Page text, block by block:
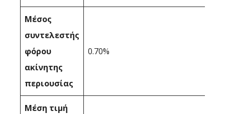
Μέσος
συντελεστής
φόρου
ακίνητης
περιουσίας
0.70%
Μέση τιμή